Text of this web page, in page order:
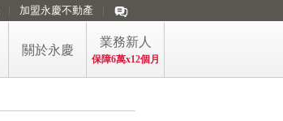
加盟永慶不動產
關於永慶
業務新人
保障6萬x12個月